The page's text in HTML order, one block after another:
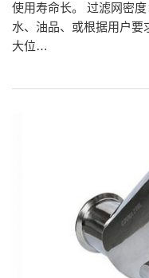
使用寿命长。 过滤网密
水、油品、或根据用户
大位…